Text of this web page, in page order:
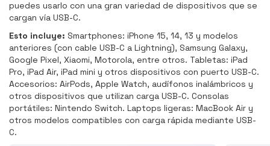
puedes usarlo con una gran variedad de dispositivos que se
cargan vía USB-C.
Esto incluye: Smartphones: iPhone 15, 14, 13 y modelos
anteriores (con cable USB-C a Lightning), Samsung Galaxy,
Google Pixel, Xiaomi, Motorola, entre otros. Tabletas: iPad
Pro, iPad Air, iPad mini y otros dispositivos con puerto USB-C.
Accesorios: AirPods, Apple Watch, audífonos inalámbricos y
otros dispositivos que utilizan carga USB-C. Consolas
portátiles: Nintendo Switch. Laptops ligeras: MacBook Air y
otros modelos compatibles con carga rápida mediante USB-
C.